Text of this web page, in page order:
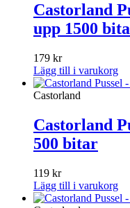
Castorland
upp 1500
179 kr
Lägg till i varukorg
Castorland
Castorland
500 bitar
119 kr
Lägg till i varukorg